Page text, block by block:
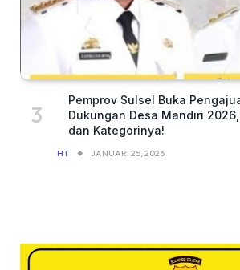
Pemprov Sulsel Buka
Dukungan Desa Mandiri
dan Kategorinya!
HT JANUARI 25, 2026